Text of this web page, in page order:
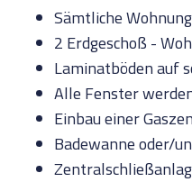
Sämtliche
2 Erdgeschoß -
Laminatböden auf
Alle Fenster
Einbau einer
Badewanne oder/